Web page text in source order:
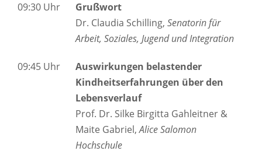
09:30 Uhr
Grußwort
Dr. Claudia Schilling, Senatorin für
Arbeit, Soziales, Jugend und Integration
09:45 Uhr
Auswirkungen belastender
Kindheitserfahrungen über den
Lebensverlauf
Prof. Dr. Silke Birgitta Gahleitner &
Maite Gabriel,Alice Salomon
Hochschule